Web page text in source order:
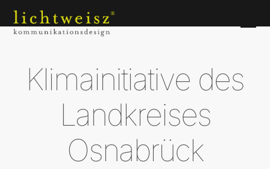
Klimainitiative des
Landkreises
Osnabrück